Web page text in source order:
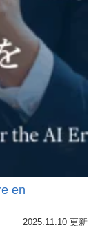
en
2025.11.10 更新